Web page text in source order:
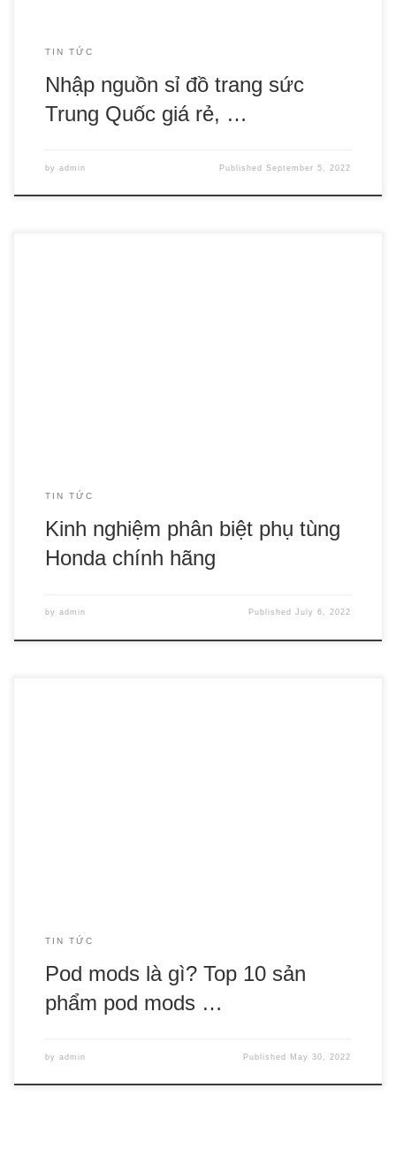
TIN TỨC
Nhập nguồn sỉ đồ trang sức
Trung Quốc giá rẻ, …
by admin PublishedSeptember 5, 2022
TIN TỨC
Kinh nghiệm phân biệt phụ tùng
Honda chính hãng
by admin PublishedJuly 6, 2022
TIN TỨC
Pod mods là gì? Top 10 sản
phẩm pod mods …
by admin Published May 30, 2022